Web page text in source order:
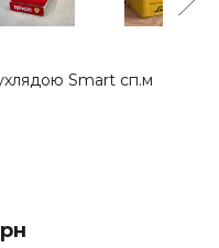
Smart сп.м